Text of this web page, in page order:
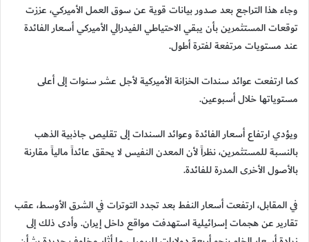
وجاء هذا التراجع بعد صدور بيانات قوية عن سوق العمل الأميركي، عززت
توقعات المستثمرين بأن يبقي الاحتياطي الفيدرالي الأميركي أسعار الفائدة
عند مستويات مرتفعة لفترة أطول.
كما ارتفعت عوائد سندات الخزانة الأميركية لأجل عشر سنوات إلى أعلى
مستوياتها خلال أسبوعين.
ويؤدي ارتفاع أسعار الفائدة وعوائد السندات إلى تقليص جاذبية الذهب
بالنسبة للمستثمرين، نظراً لأن المعدن النفيس لا يحقق عائداً مالياً مقارنة
بالأصول الأخرى المدرة للفائدة.
في المقابل، ارتفعت أسعار النفط بعد تجدد التوترات في الشرق الأوسط، عقب
تقارير عن هجمات إسرائيلية استهدفت مواقع داخل إيران. وأدى ذلك إلى